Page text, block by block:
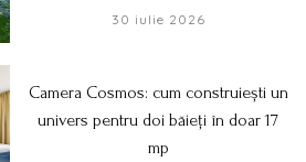
30 iulie 2026
Camera Cosmos: cum construiești un
univers pentru doi băieți în doar 17
mp